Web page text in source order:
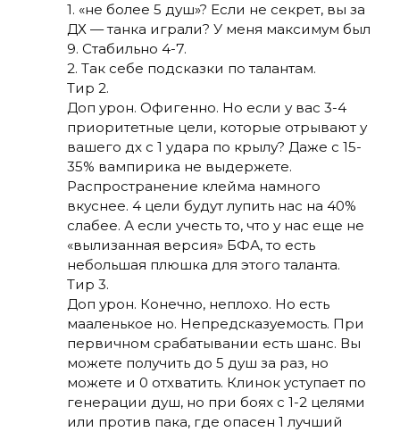
1. «не более 5 душ»? Если не секрет, вы за
ДХ — танка играли? У меня максимум был
9. Стабильно 4-7.
2. Так себе подсказки по талантам.
Тир 2.
Доп урон. Офигенно. Но если у вас 3-4
приоритетные цели, которые отрывают у
вашего дх с 1 удара по крылу? Даже с 15-
35% вампирика не выдержете.
Распространение клейма намного
вкуснее. 4 цели будут лупить нас на 40%
слабее. А если учесть то, что у нас еще не
«вылизанная версия» БФА, то есть
небольшая плюшка для этого таланта.
Тир 3.
Доп урон. Конечно, неплохо. Но есть
мааленькое но. Непредсказуемость. При
первичном срабатывании есть шанс. Вы
можете получить до 5 душ за раз, но
можете и 0 отхватить. Клинок уступает по
генерации душ, но при боях с 1-2 целями
или против пака, где опасен 1 лучший